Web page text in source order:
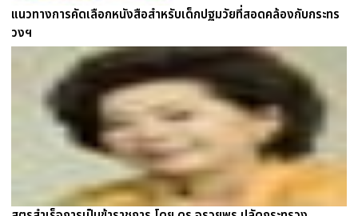
แนวทางการคัดเลือกหนังสือสำหรับเด็กปฐมวัยที่สอดคล้องกับกระทร
วงฯ